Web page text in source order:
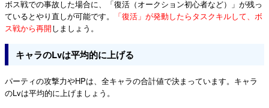
ボス戦での事故した場合に、「復活（オークション初心者など）」が残っ
ているとやり直しが可能です。
「復活」が発動したらタスクキルして、ボ
ス戦から再開しましょう。
キャラのLvは平均的に上げる
パーティの攻撃力やHPは、全キャラの合計値で決まっています。キャラ
のLvは平均的に上げましょう。